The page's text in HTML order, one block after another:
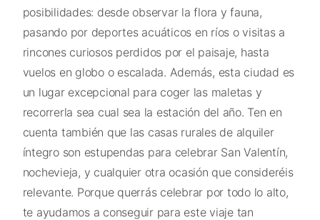
posibilidades: desde observar la flora y fauna,
pasando por deportes acuáticos en ríos o visitas a
rincones curiosos perdidos por el paisaje, hasta
vuelos en globo o escalada. Además, esta ciudad es
un lugar excepcional para coger las maletas y
recorrerla sea cual sea la estación del año. Ten en
cuenta también que las casas rurales de alquiler
íntegro son estupendas para celebrar San Valentín,
nochevieja, y cualquier otra ocasión que consideréis
relevante. Porque querrás celebrar por todo lo alto,
te ayudamos a conseguir para este viaje tan